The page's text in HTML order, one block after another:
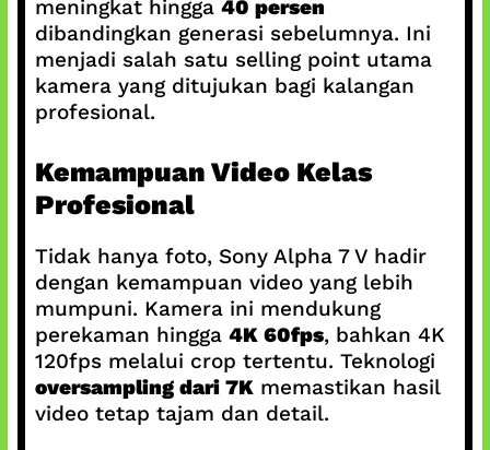
meningkat hingga 40 persen
dibandingkan generasi sebelumnya. Ini
menjadi salah satu selling point utama
kamera yang ditujukan bagi kalangan
profesional.
Kemampuan Video Kelas
Profesional
Tidak hanya foto, Sony Alpha 7 V hadir
dengan kemampuan video yang lebih
mumpuni. Kamera ini mendukung
perekaman hingga 4K 60fps, bahkan 4K
120fps melalui crop tertentu. Teknologi
oversampling dari 7Kmemastikan hasil
video tetap tajam dan detail.